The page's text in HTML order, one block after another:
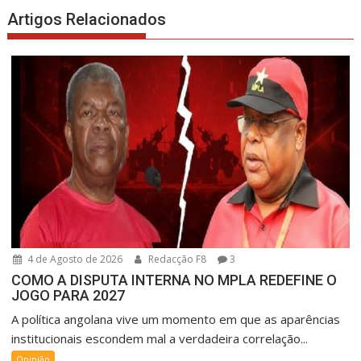
Artigos Relacionados
4 de Agosto de 2026 Redacção F8 3
COMO A DISPUTA INTERNA NO MPLA REDEFINE O
JOGO PARA 2027
A política angolana vive um momento em que as aparências
institucionais escondem mal a verdadeira correlação...